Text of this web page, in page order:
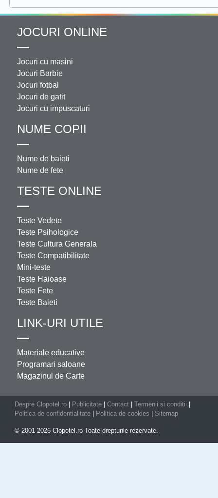
JOCURI ONLINE
Jocuri cu masini
Jocuri Barbie
Jocuri fotbal
Jocuri de gatit
Jocuri cu impuscaturi
NUME COPII
Nume de baieti
Nume de fete
TESTE ONLINE
Teste Vedete
Teste Psihologice
Teste Cultura Generala
Teste Compatibilitate
Mini-teste
Teste Haioase
Teste Fete
Teste Baieti
LINK-URI UTILE
Materiale educative
Programari saloane
Magazinul de Carte
Despre Clopotel.ro Publicitate Contact Termenii si conditii
Politica de confidentialitate
Politica de cookies Sitemap
© 2001-2026 Clopotel.ro Toate drepturile rezervate.